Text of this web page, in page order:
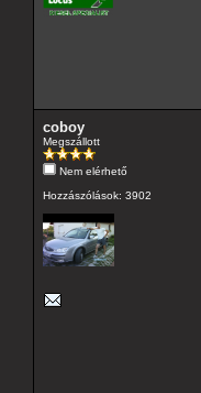
coboy
Megszállott
Nem elérhető
Hozzászólások: 3902